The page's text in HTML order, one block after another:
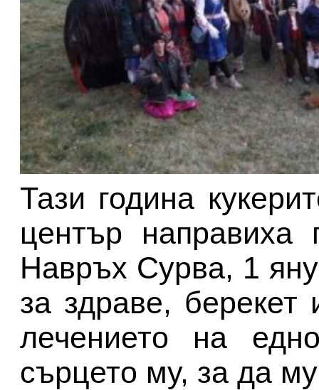
Тази година
център направиха
Навръх Сурва, 1
за здраве,
лечението на
сърцето му, за да